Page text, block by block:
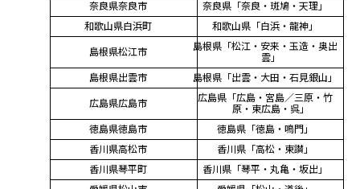
奈良県奈良市
奈良県「奈良・斑鳩・天理」
和歌山県白浜町
和歌山県「白浜・龍神」
島根県松江市
島根県「松江・安来・玉造・奥出
雲」
島根県出雲市
島根県「出雲・大田・石見銀山」
広島県広島市
広島県「広島・宮島／三原・竹
原・東広島・呉」
徳島県徳島市
徳島県「徳島・鳴門」
香川県高松市
香川県「高松・東讃」
香川県琴平町
香川県「琴平・丸亀・坂出」